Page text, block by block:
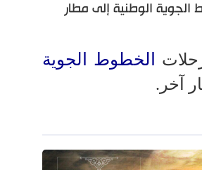
الجوية الوطنية إلى مطار
الخطوط الجوية
آخر.